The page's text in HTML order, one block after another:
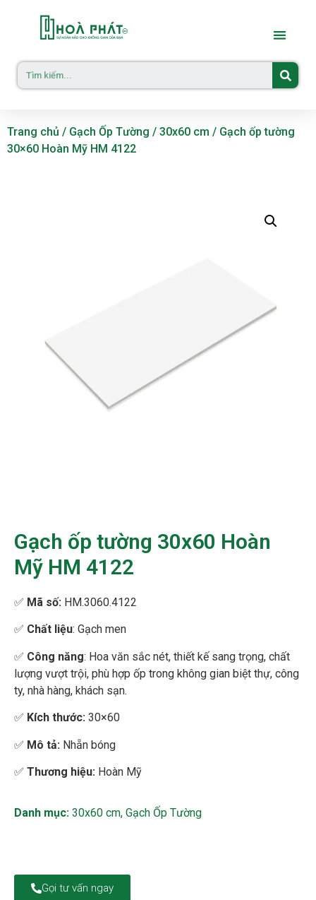
Trang chủ / Gạch Ốp Tường / 30x60 cm / Gạch ốp tường
30×60 Hoàn Mỹ HM 4122
Gạch ốp tường 30x60 Hoàn
Mỹ HM 4122
✅ Mã số: HM.3060.4122
✅ Chất liệu: Gạch men
✅ Công năng: Hoa văn sắc nét, thiết kế sang trọng, chất
lượng vượt trội, phù hợp ốp trong không gian biệt thự, công
ty, nhà hàng, khách sạn.
✅ Kích thước: 30×60
✅ Mô tả: Nhẵn bóng
✅ Thương hiệu: Hoàn Mỹ
Danh mục: 30x60 cm, Gạch Ốp Tường
Gọi tư vấn ngay